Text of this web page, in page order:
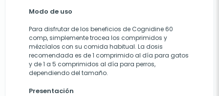
Modo de uso
Para disfrutar de los beneficios de Cognidine 60
comp, simplemente trocea los comprimidos y
mézclalos con su comida habitual. La dosis
recomendada es de 1 comprimido al día para gatos
y de 1 a 5 comprimidos al día para perros,
dependiendo del tamaño.
Presentación